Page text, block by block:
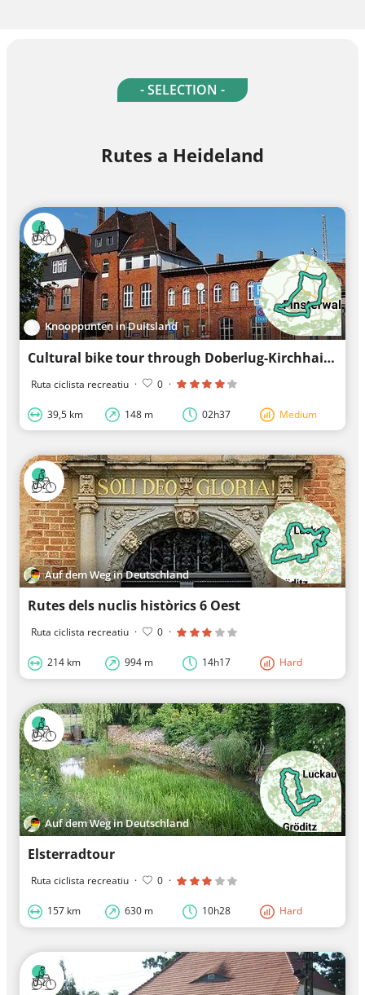
- SELECTION -
Rutes a Heideland
Knooppunten in Duitsland
Cultural bike tour through Doberlug-Kirchhain
Ruta ciclista recreatiu · 0 ·
39,5 km 148 m 02h37 Medium
Auf dem Weg in Deutschland
Rutes dels nuclis històrics 6 Oest
Ruta ciclista recreatiu · 0 ·
214 km 994 m 14h17 Hard
Auf dem Weg in Deutschland
Elsterradtour
Ruta ciclista recreatiu · 0 ·
157 km 630 m 10h28 Hard